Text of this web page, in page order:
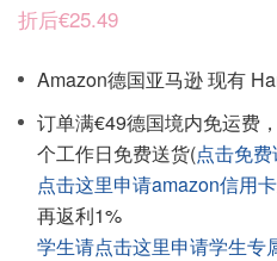
折后€25.49
Amazon德国亚马逊 现有
订单满€49德国境内免运费
个工作日免费送货(点击免
点击这里申请amazon信用卡
再返利1%
学生请点击这里申请学生专